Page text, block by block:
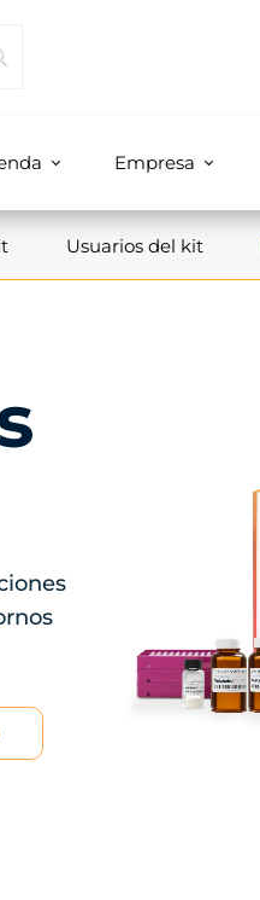
Empresa
Usuarios del kit